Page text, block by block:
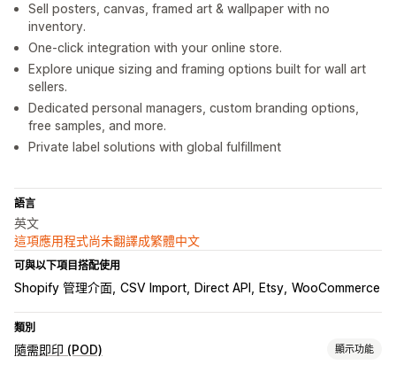
Sell posters, canvas, framed art & wallpaper with no
inventory.
One-click integration with your online store.
Explore unique sizing and framing options built for wall art
sellers.
Dedicated personal managers, custom branding options,
free samples, and more.
Private label solutions with global fulfillment
語言
英文
這項應用程式尚未翻譯成繁體中文
可與以下項目搭配使用
Shopify 管理介面 CSV Import Direct API Etsy WooCommerce
類別
隨需即印 (POD) 顯示功能